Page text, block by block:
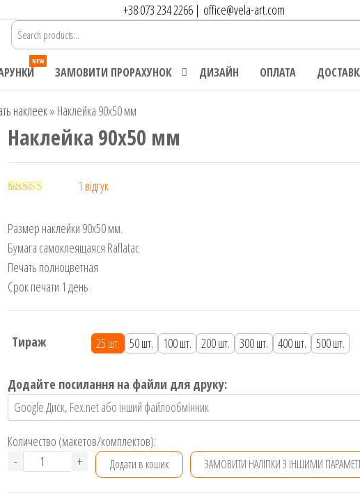
+38 073 234 2266 | office@vela-art.com
NEW
ЗАМОВИТИ ПРОРАХУНОК ДИЗАЙН ОПЛАТА
наклеек» Наклейка 90х50 мм
Наклейка 90х50 мм
основі
опитування
покупця
1 відгук
Размер наклейки 90х50 мм.
Бумага самоклеящаяся Raflatac
Печать полноцветная
Срок печати 1 день
Тираж 25 шт. 50 шт. 100 шт. 200 шт. 300 шт. 400 шт. 500 шт.
Додайте посилання на файли для друку:
Количество (макетов/комплектов):
-
Наклейка
+ Додати в кошик ЗАМОВИТИ НАЛІПКИ З ІНШИМИ